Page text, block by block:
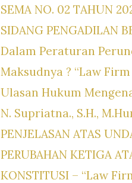
SEMA NO. 02 TAHUN
SIDANG PENGADILAN
Dalam Peraturan
Maksudnya ? “Law
Ulasan Hukum
N. Supriatna., S.H.,
PENJELASAN ATAS
PERUBAHAN KETIGA
KONSTITUSI – “Law